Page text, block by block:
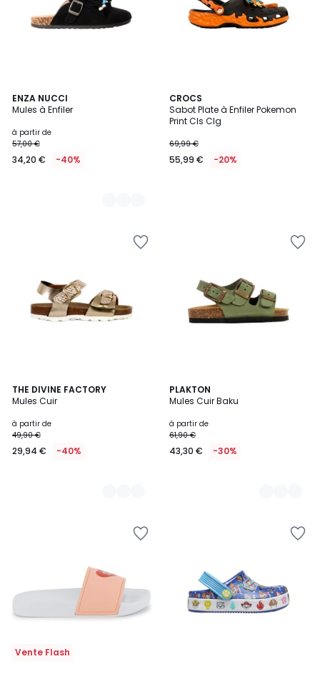
ENZA NUCCI
Mules à Enfiler
à partir de
57,00 €
34,20 € -40%
3
Couleurs
CROCS
Sabot Plate à Enfiler Pokemon
Print Cls Clg
69,99 €
55,99 € -20%
THE DIVINE FACTORY
Mules Cuir
à partir de
49,90 €
29,94 € -40%
2
Couleurs
PLAKTON
Mules Cuir Baku
à partir de
61,90 €
43,30 € -30%
5
Couleurs
Vente Flash